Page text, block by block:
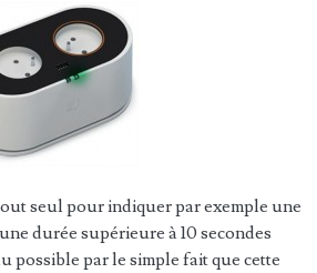
seul pour indiquer par exemple une
durée supérieure à 10 secondes
possible par le simple fait que cette